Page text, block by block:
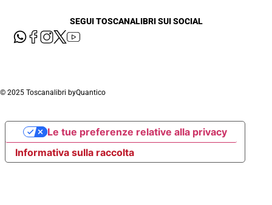
SEGUI TOSCANALIBRI SUI SOCIAL
© 2025 Toscanalibri byQuantico
Informativa sulla raccolta
Le tue preferenze relative alla privacy